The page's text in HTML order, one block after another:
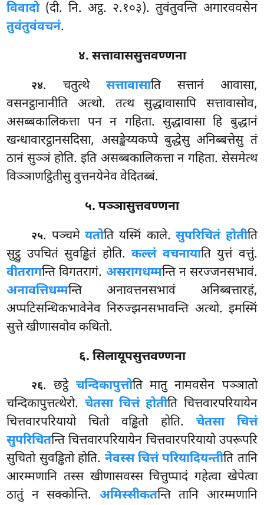
विवादो(दी. नि. अट्ठ. २.१०३). तुवंतुवन्ति अगारववसेन
तुवंतुवंवचनं.
४. सत्तावाससुत्तवण्णना
२४. चतुत्थे सत्तावासाति सत्तानं आवासा,
वसनट्ठानानीति अत्थो. तत्थ सुद्धावासापि सत्तावासोव,
असब्बकालिकत्ता पन न गहिता. सुद्धावासा हि बुद्धानं
खन्धावारट्ठानसदिसा, असङ्खेय्यकप्पे बुद्धेसु अनिब्बत्तेसु तं
ठानं सुञ्ञं होति. इति असब्बकालिकत्ता न गहिता. सेसमेत्थ
विञ्ञाणट्ठितीसु वुत्तनयेनेव वेदितब्बं.
५. पञ्ञासुत्तवण्णना
२५. पञ्चमेयतोति यस्मिं काले.सुपरिचितं होतीति
सुट्ठु उपचितं सुवड्ढितं होति.कल्लं वचनायाति युत्तं वत्तुं.
वीतरागन्ति विगतरागं. असरागधम्मन्ति न सरज्जनसभावं.
अनावत्तिधम्मन्ति अनावत्तनसभावं अनिब्बत्तारहं,
अप्पटिसन्धिकभावेनेव निरुज्झनसभावन्ति अत्थो. इमस्मिं
सुत्ते खीणासवोव कथितो.
६. सिलायूपसुत्तवण्णना
२६. छट्ठे चन्दिकापुत्तोति मातु नामवसेन पञ्ञातो
चन्दिकापुत्तत्थेरो. चेतसा चित्तं होतीति चित्तवारपरियायेन
चित्तवारपरियायो चितो वड्ढितो होति. चेतसा चित्तं
सुपरिचितन्ति चित्तवारपरियायेन चित्तवारपरियायो उपरूपरि
सुचितो सुवड्ढितो होति. नेवस्स चित्तं परियादियन्तीति तानि
आरम्मणानि तस्स खीणासवस्स चित्तुप्पादं गहेत्वा खेपेत्वा
ठातुं न सक्कोन्ति. अमिस्सीकतन्ति तानि आरम्मणानि